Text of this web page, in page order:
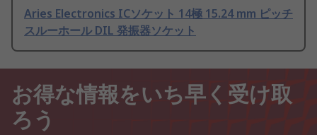
Aries Electronics ICソケット 14極 15.24 mm ピッチ
スルーホール DIL 発振器ソケット
お得な情報をいち早く受け取
ろう